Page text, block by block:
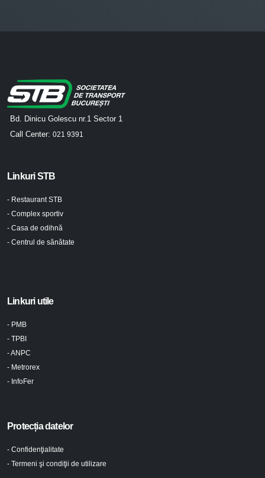
Bd. Dinicu Golescu nr.1 Sector 1
Call Center: 021 9391
Linkuri STB
- Restaurant STB
- Complex sportiv
- Casa de odihnă
- Centrul de sănătate
Linkuri utile
- PMB
- TPBI
- ANPC
- Metrorex
- InfoFer
Protecția datelor
- Confidenţialitate
- Termeni şi condiţii de utilizare